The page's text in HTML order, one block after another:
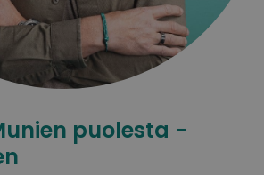
puolesta -